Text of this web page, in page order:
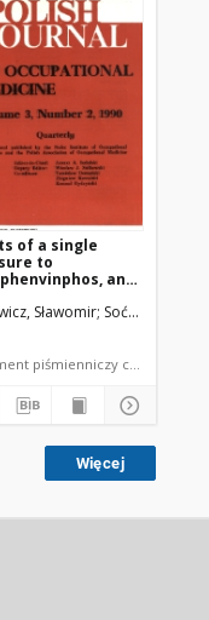
of a single
to
an
on hot-
Sławomir Soćko, Renata
dokument piśmienniczy
Więcej